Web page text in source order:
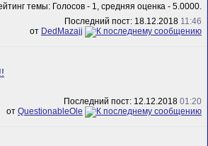
Последний пост: 18.12.2018 11:46
от DedMazajj
Последний пост: 12.12.2018 01:20
от QuestionableOle